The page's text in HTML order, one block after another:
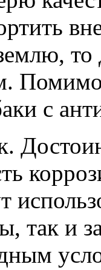
с
так и